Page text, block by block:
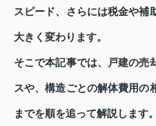
スピード、さらには税金や補
大きく変わります。
そこで本記事では、戸建の売
スや、構造ごとの解体費用の
までを順を追って解説します。